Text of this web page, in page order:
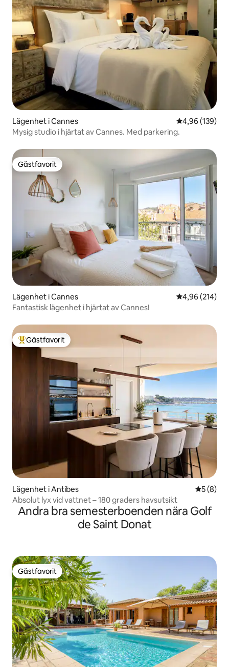
Lägenhet i Cannes 4,96 av 5 i
4,96 (139)
Mysig studio i hjärtat av Cannes. Med parkering.
Gästfavorit
Gästfavorit
Lägenhet i Cannes 4,96 av 5 i
4,96 (214)
Fantastisk lägenhet i hjärtat av Cannes!
Populär gästfavorit
Gästfavorit
Lägenhet i Antibes 5 av 5 i
5 (8)
Absolut lyx vid vattnet – 180 graders havsutsikt
Andra bra semesterboenden nära Golf
de Saint Donat
Gästfavorit
Gästfavorit